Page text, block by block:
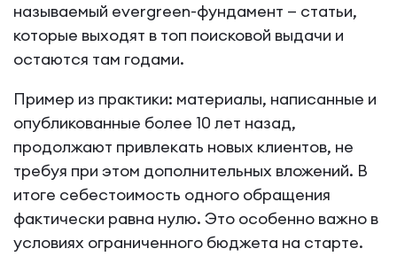
называемый evergreen-фундамент — статьи,
которые выходят в топ поисковой выдачи и
остаются там годами.
Пример из практики: материалы, написанные и
опубликованные более 10 лет назад,
продолжают привлекать новых клиентов, не
требуя при этом дополнительных вложений. В
итоге себестоимость одного обращения
фактически равна нулю. Это особенно важно в
условиях ограниченного бюджета на старте.